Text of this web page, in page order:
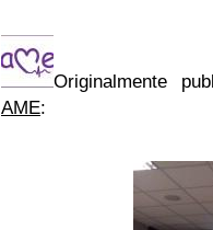
Originalmente
AME: